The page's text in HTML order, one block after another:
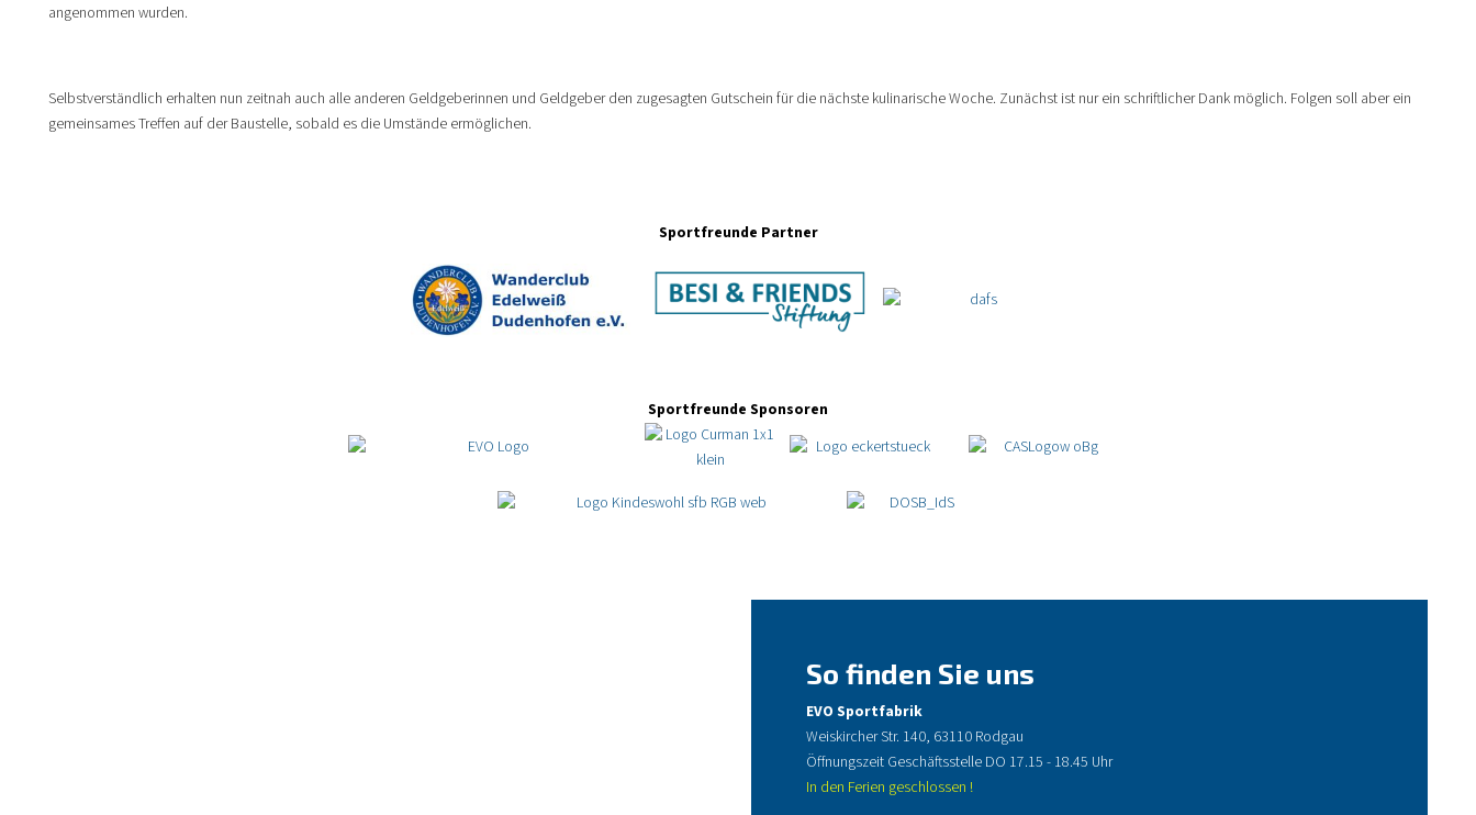
angenommen wurden.
Selbstverständlich erhalten nun zeitnah auch alle anderen Geldgeberinnen und Geldgeber den zugesagten Gutschein für die nächste kulinarische Woche. Zunächst ist nur ein schriftlicher Dank möglich. Folgen soll aber ein
gemeinsames Treffen auf der Baustelle, sobald es die Umstände ermöglichen.
Sportfreunde Partner
Sportfreunde Sponsoren
So finden Sie uns
EVO Sportfabrik
Weiskircher Str. 140, 63110 Rodgau
Öffnungszeit Geschäftsstelle DO 17.15 - 18.45 Uhr
In den Ferien geschlossen !